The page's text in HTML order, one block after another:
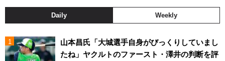
Daily Weekly
山本昌氏「大城選手自身がびっくりしていまし
たね」ヤクルトのファースト・澤井の判断を評